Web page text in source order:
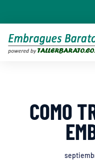
COMO